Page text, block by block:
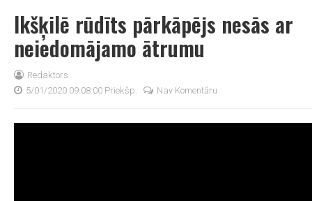
Ikšķilē rūdīts pārkāpējs nesās ar
neiedomājamo ātrumu
Redaktors
5/01/2020 09:08:00 Priekšp.
Nav Komentāru